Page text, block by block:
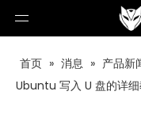
首页 » 消息 » 产品新
Ubuntu 写入 U 盘的详细